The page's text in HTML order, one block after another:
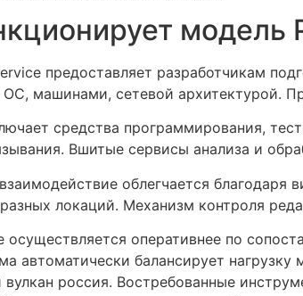
модель
предоставляет разработчикам
машинами, сетевой архитектурой.
средства программирования,
Вшитые сервисы анализа и
облегчается
локаций. Механизм контроля
осуществляется оперативнее по
автоматически балансирует
вулкан россия. Востребованные